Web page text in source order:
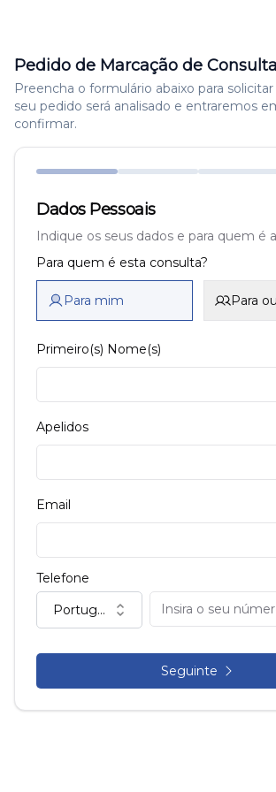
Pedido de Marcação de Consulta
Preencha o formulário abaixo para
seu pedido será analisado e entraremos
confirmar.
Dados Pessoais
Indique os seus dados e para quem é
Para quem é esta consulta?
Para mim Para
Primeiro(s) Nome(s)
Apelidos
Email
Telefone
Portugal (+351)
Seguinte